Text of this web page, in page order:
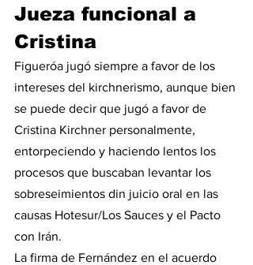
Jueza funcional a
Cristina
Figueróa jugó siempre a favor de los
intereses del kirchnerismo, aunque bien
se puede decir que jugó a favor de
Cristina Kirchner personalmente,
entorpeciendo y haciendo lentos los
procesos que buscaban levantar los
sobreseimientos din juicio oral en las
causas Hotesur/Los Sauces y el Pacto
con Irán.
La firma de Fernández en el acuerdo